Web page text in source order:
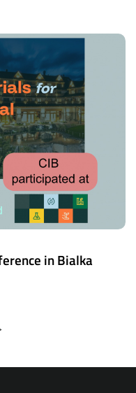
in Bialka